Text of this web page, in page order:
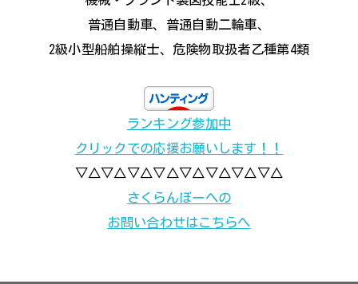
普通自動車、普通自動二輪車、
2級小型船舶操縦士、危険物取扱者乙種第4類
ランキング参加中
クリックでの応援お願いします！！
▽△▽△▽△▽△▽△▽△▽△▽△
さくらんぼーへの
お問い合わせはこちらへ